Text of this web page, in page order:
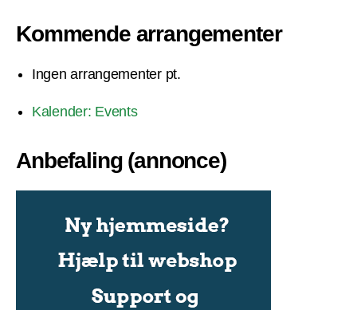
Kommende arrangementer
Ingen arrangementer pt.
Kalender: Events
Anbefaling (annonce)